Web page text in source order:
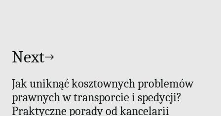
Next
Jak uniknąć kosztownych problemów
prawnych w transporcie i spedycji?
Praktyczne porady od kancelarii